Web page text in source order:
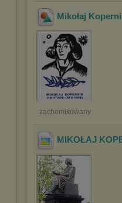
Mikołaj
zachomikowany
MIKOŁAJ